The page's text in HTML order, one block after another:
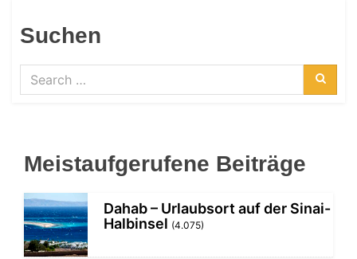
Suchen
Search
Meistaufgerufene Beiträge
Dahab – Urlaubsort auf der Sinai-
Halbinsel (4.075)